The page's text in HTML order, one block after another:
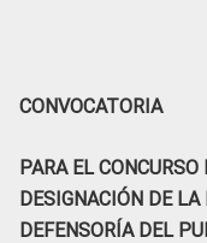
CONVOCATORIA
PARA EL
DESIGNACIÓN DE
DEFENSORÍA DEL